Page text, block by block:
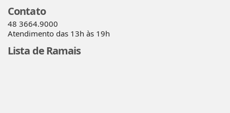
Contato
48 3664.9000
Atendimento das 13h às 19h
Lista de Ramais